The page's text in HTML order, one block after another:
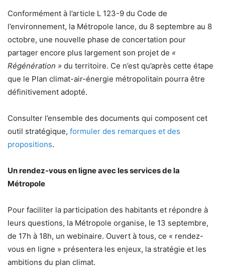
Conformément à l’article L 123-9 du Code de
l’environnement, la Métropole lance, du 8 septembre au 8
octobre, une nouvelle phase de concertation pour
partager encore plus largement son projet de «
Régénération » du territoire. Ce n’est qu’après cette étape
que le Plan climat-air-énergie métropolitain pourra être
définitivement adopté.
Consulter l’ensemble des documents qui composent cet
outil stratégique, formuler des remarques et des
propositions.
Un rendez-vous en ligne avec les services de la
Métropole
Pour faciliter la participation des habitants et répondre à
leurs questions, la Métropole organise, le 13 septembre,
de 17h à 18h, un webinaire. Ouvert à tous, ce « rendez-
vous en ligne » présentera les enjeux, la stratégie et les
ambitions du plan climat.